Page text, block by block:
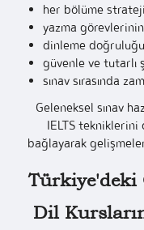
her bölüme
yazma görevlerinin
dinleme
güvenle ve tutarlı
sınav sırasında
Geleneksel sınav
IELTS
bağlayarak
Türkiye'deki
Dil